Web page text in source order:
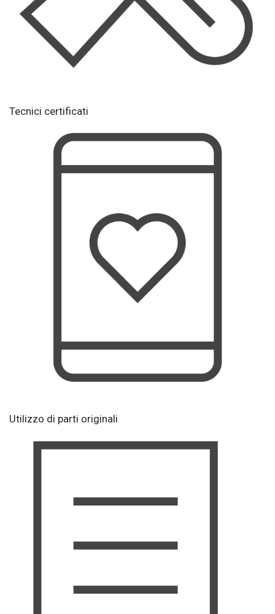
Tecnici certificati
Utilizzo di parti originali